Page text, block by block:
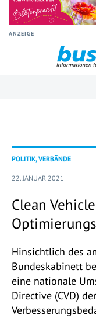
ANZEIGE
POLITIK, VERBÄNDE
22. JANUAR 2021
Clean
Hinsichtlich des
Bundeskabinett
eine nationale
Directive (CVD)